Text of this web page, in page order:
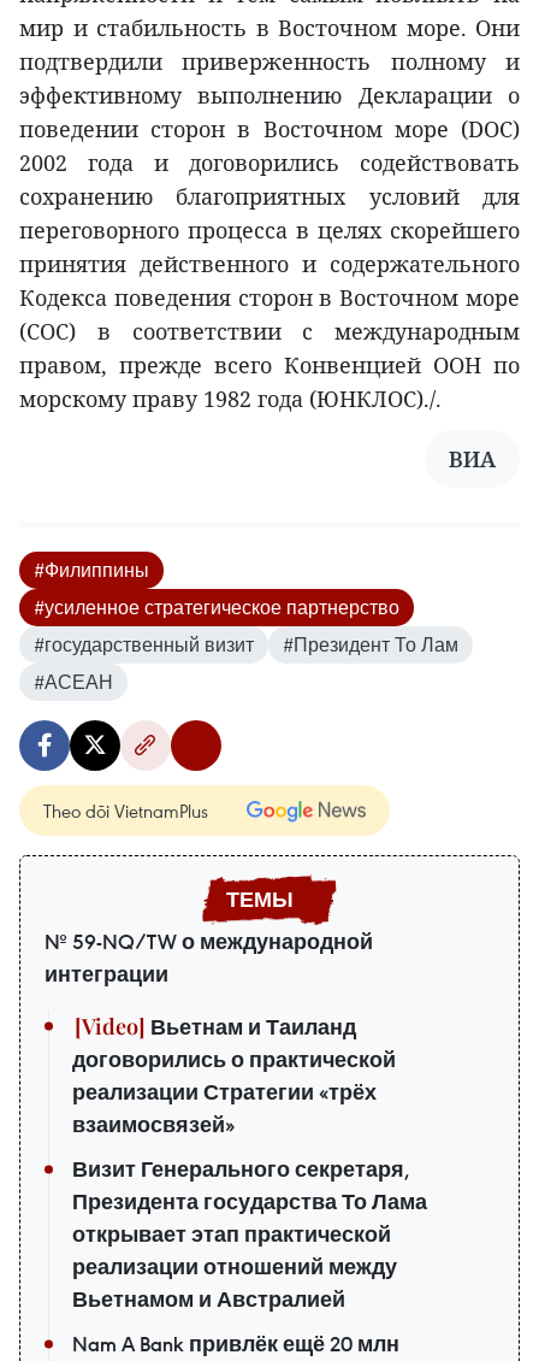
мир и стабильность в Восточном море. Они
подтвердили приверженность полному и
эффективному выполнению Декларации о
поведении сторон в Восточном море (DOC)
2002 года и договорились содействовать
сохранению благоприятных условий для
переговорного процесса в целях скорейшего
принятия действенного и содержательного
Кодекса поведения сторон в Восточном море
(COC) в соответствии с международным
правом, прежде всего Конвенцией ООН по
морскому праву 1982 года (ЮНКЛОС)./.
ВИА
#Филиппины
#усиленное стратегическое партнерство
#государственный визит
#Президент То Лам
#АСЕАН
Theo dõi VietnamPlus
№ 59-NQ/TW о международной
интеграции
Вьетнам и Таиланд
договорились о практической
реализации Стратегии «трёх
взаимосвязей»
Визит Генерального секретаря,
Президента государства То Лама
открывает этап практической
реализации отношений между
Вьетнамом и Австралией
Nam A Bank привлёк ещё 20 млн